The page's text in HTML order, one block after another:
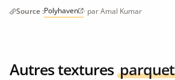
Source :Polyhaven · par Amal Kumar
Autres textures parquet